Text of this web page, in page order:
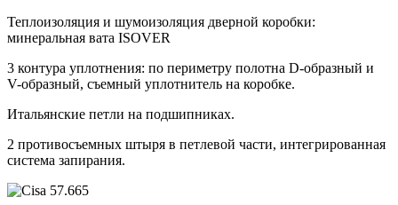
Теплоизоляция и шумоизоляция дверной коробки:
минеральная вата ISOVER
3 контура уплотнения: по периметру полотна D-образный и
V-образный, съемный уплотнитель на коробке.
Итальянские петли на подшипниках.
2 противосъемных штыря в петлевой части, интегрированная
система запирания.